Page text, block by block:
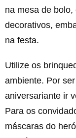
na mesa de
decorativos,
na festa.
Utilize os
ambiente. Por
aniversariante ir
Para os
máscaras do